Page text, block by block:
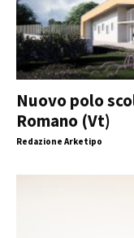
Nuovo polo
Romano (Vt)
Redazione Arketipo